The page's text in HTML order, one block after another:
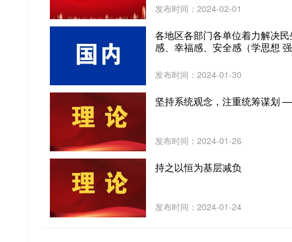
发布时间：2024-02-01
各地区各部门各单位着力解决
感、幸福感、安全感（学思想
发布时间：2024-01-30
坚持系统观念，注重统筹谋划
发布时间：2024-01-26
持之以恒为基层减负
发布时间：2024-01-24